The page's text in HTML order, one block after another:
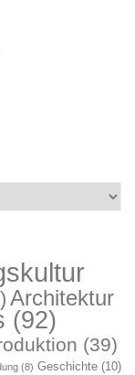
Architektur
(92)
(39)
(8) Geschichte (10)